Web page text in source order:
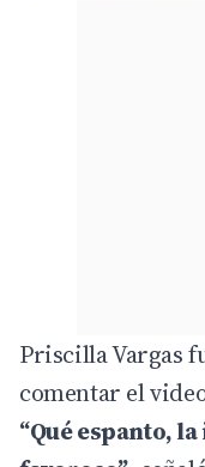
Priscilla Vargas
comentar el
“Qué espanto,